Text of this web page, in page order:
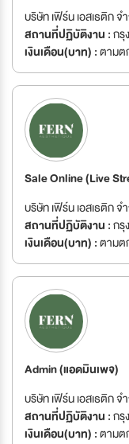
บริษัท เฟิร์น เอสเธติก
สถานที่ปฏิบัติงาน :กรุ
เงินเดือน(บาท) :ตามต
Sale Online (Live
บริษัท เฟิร์น เอสเธติก
สถานที่ปฏิบัติงาน :กรุ
เงินเดือน(บาท) :ตามต
Admin (แอดมินเพจ)
บริษัท เฟิร์น เอสเธติก
สถานที่ปฏิบัติงาน :กรุ
เงินเดือน(บาท) :ตามต